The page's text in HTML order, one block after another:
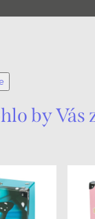
by Vás